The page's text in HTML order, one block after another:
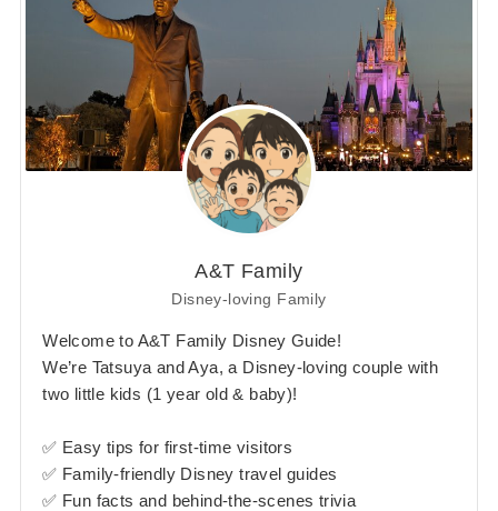
A&T Family
Disney-loving Family
Welcome to A&T Family Disney Guide!
We’re Tatsuya and Aya, a Disney-loving couple with
two little kids (1 year old & baby)!
✅ Easy tips for first-time visitors
✅ Family-friendly Disney travel guides
✅ Fun facts and behind-the-scenes trivia